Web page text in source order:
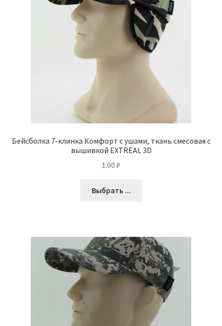
Бейсболка 7-клинка Комфорт с ушами, ткань смесовая с
вышивкой EXTREAL 3D
1.00 ₽
Выбрать ...